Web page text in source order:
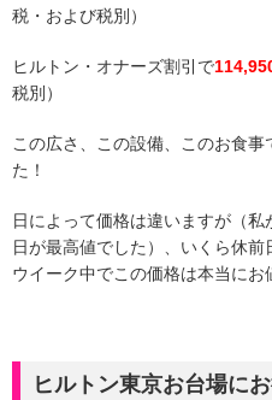
税・および税別）
ヒルトン・オナーズ割引で
税別）
この広さ、この設備、このお食事
た！
日によって価格は違いますが（
日が最高値でした）、いくら休
ウイーク中でこの価格は本当にお
ヒルトン東京お台場に